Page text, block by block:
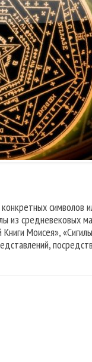
символов
из средневековых
Моисея»,